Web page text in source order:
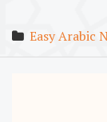
Easy Arabic